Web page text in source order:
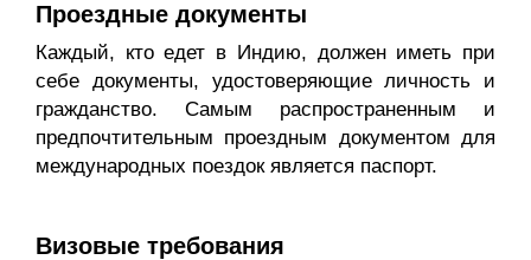
Проездные документы
Каждый, кто едет в Индию, должен иметь при
себе документы, удостоверяющие личность и
гражданство. Самым распространенным и
предпочтительным проездным документом для
международных поездок является паспорт.
Визовые требования